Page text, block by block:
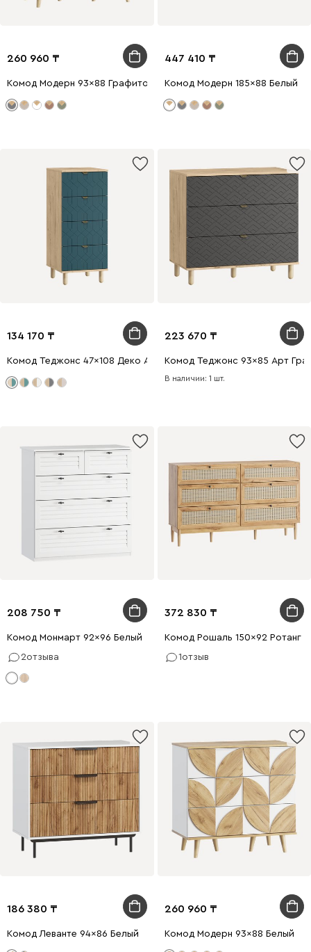
260 960
Комод Модерн 93x88 Графитовый
447 410
Комод Модерн 185x88 Белый
134 170
Комод Теджонс 47x108 Деко ​Аквамарин/Дуб Ирландский
223 670
Комод Теджонс 93x85 Арт
В наличии: 1 шт.
208 750
Комод Монмарт 92x96 Белый
2отзыва
372 830
Комод Рошаль 150x92 Ротанг
1отзыв
186 380
Комод Леванте 94x86 Белый
260 960
Комод Модерн 93x88 Белый